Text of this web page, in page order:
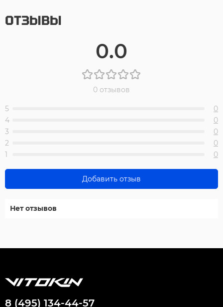
ОТЗЫВЫ
0.0
0 отзывов
5
0
4
0
3
0
2
0
1
0
Добавить отзыв
Нет отзывов
8 (495) 134-44-57